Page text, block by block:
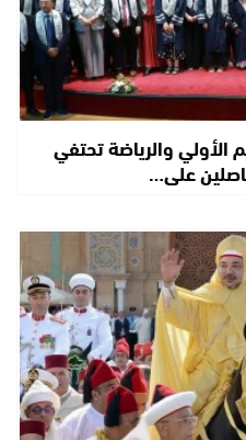
الأولي والرياضة تحتفي
على…